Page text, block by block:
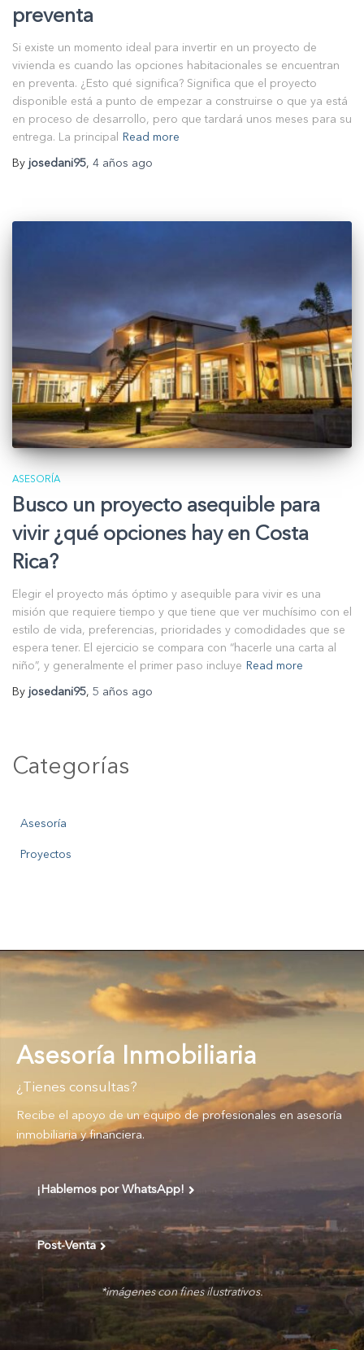
preventa
Si existe un momento ideal para invertir en un proyecto de
vivienda es cuando las opciones habitacionales se encuentran
en preventa. ¿Esto qué significa? Significa que el proyecto
disponible está a punto de empezar a construirse o que ya está
en proceso de desarrollo, pero que tardará unos meses para su
entrega. La principal
Read more
By josedani95, 4 años ago
ASESORÍA
Busco un proyecto asequible para
vivir ¿qué opciones hay en Costa
Rica?
Elegir el proyecto más óptimo y asequible para vivir es una
misión que requiere tiempo y que tiene que ver muchísimo con el
estilo de vida, preferencias, prioridades y comodidades que se
espera tener. El ejercicio se compara con “hacerle una carta al
niño”, y generalmente el primer paso incluye Read more
By josedani95, 5 años ago
Categorías
Asesoría
Proyectos
Asesoría Inmobiliaria
¿Tienes consultas?
Recibe el apoyo de un equipo de profesionales en asesoría
inmobiliaria y financiera.
¡Hablemos por WhatsApp!
Post-Venta
*imágenes con fines ilustrativos.